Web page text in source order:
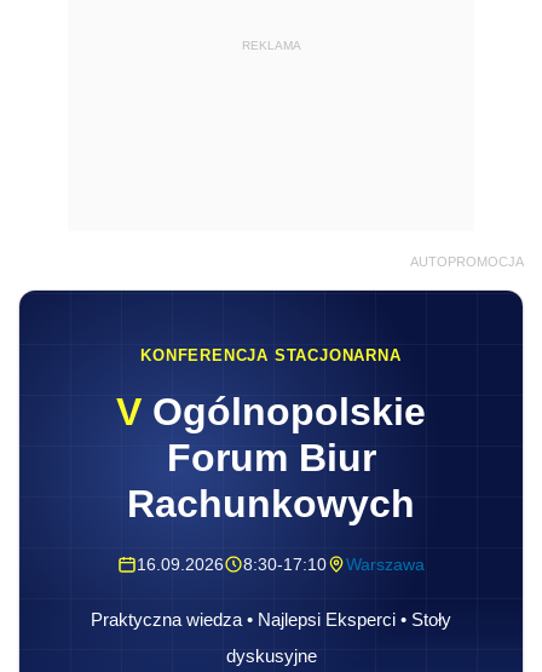
REKLAMA
AUTOPROMOCJA
KONFERENCJA STACJONARNA
V Ogólnopolskie
Forum Biur
Rachunkowych
16.09.2026 8:30-17:10 Warszawa
Praktyczna wiedza • Najlepsi Eksperci • Stoły
dyskusyjne